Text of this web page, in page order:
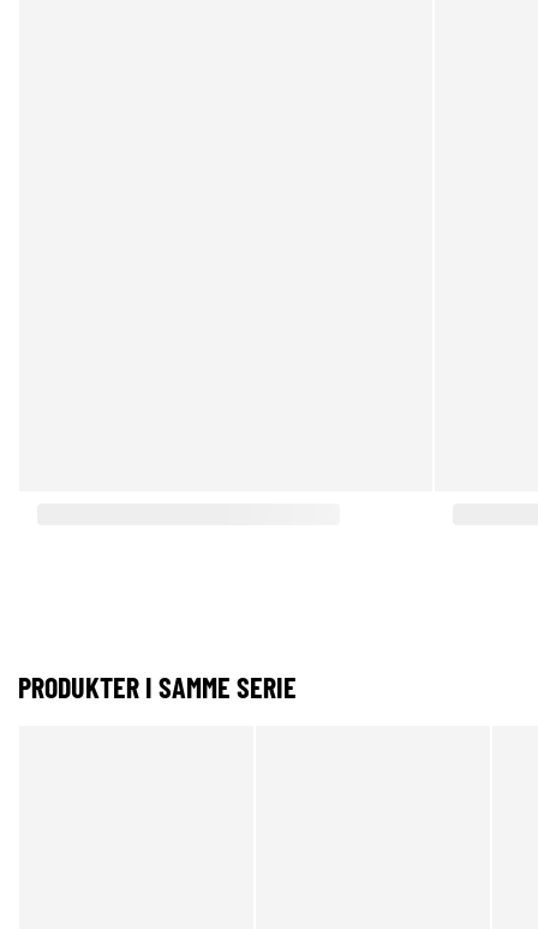
PRODUKTER I SAMME SERIE